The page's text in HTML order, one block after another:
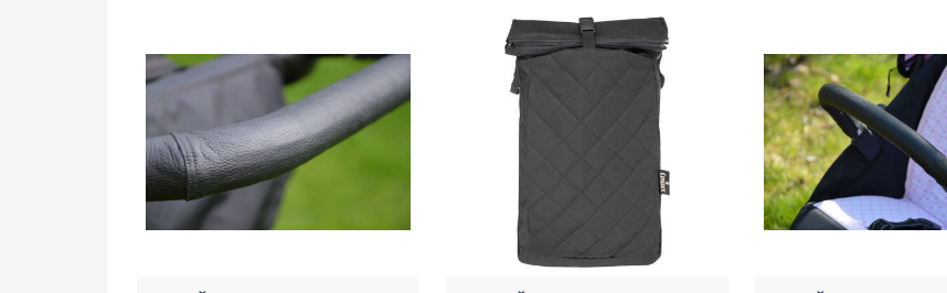
Detail produktu
Detail produktu
Detail produktu